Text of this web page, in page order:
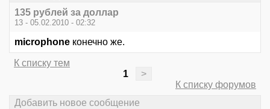
135 рублей за доллар
13 - 05.02.2010 - 02:32
microphone конечно же.
К списку тем
1
>
К списку форумов
Добавить новое сообщение